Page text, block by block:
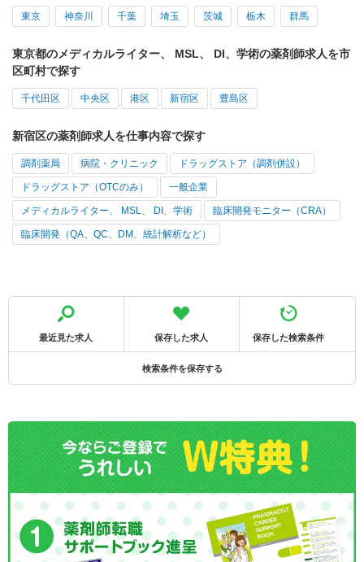
東京 神奈川 千葉 埼玉 茨城 栃木 群馬
東京都のメディカルライター、 MSL、 DI、学術の薬剤師求人を市
区町村で探す
千代田区 中央区 港区 新宿区 豊島区
新宿区の薬剤師求人を仕事内容で探す
調剤薬局 病院・クリニック ドラッグストア（調剤併設）
ドラッグストア（OTCのみ） 一般企業
メディカルライター、 MSL、 DI、学術 臨床開発モニター（CRA）
臨床開発（QA、QC、DM、統計解析など）
最近見た求人 保存した求人 保存した検索条件
検索条件を保存する